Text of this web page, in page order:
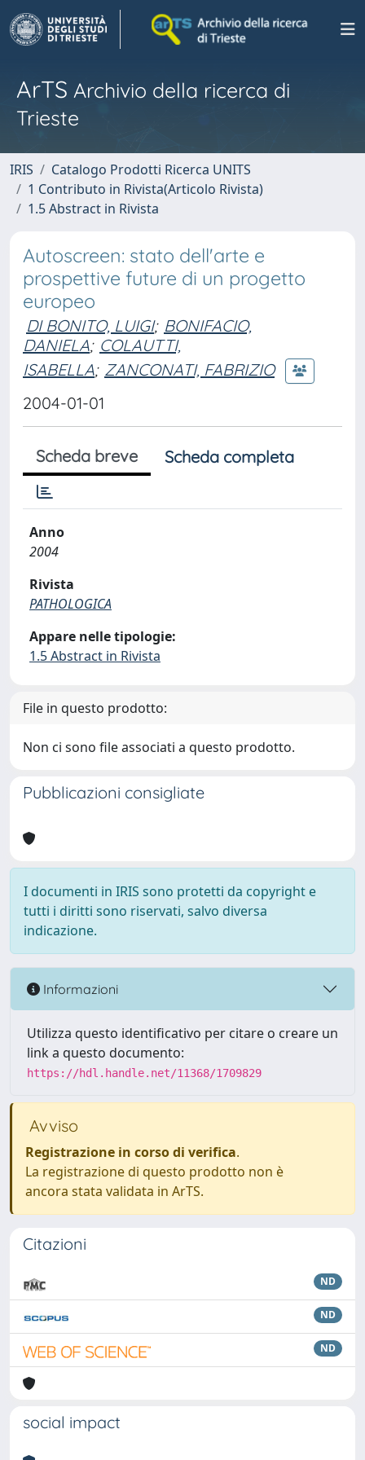
ArTS Archivio della ricerca di
Trieste
IRIS
Catalogo Prodotti Ricerca UNITS
1 Contributo in Rivista(Articolo Rivista)
1.5 Abstract in Rivista
Autoscreen: stato dell'arte e
prospettive future di un progetto
europeo
DI BONITO, LUIGI; BONIFACIO,
DANIELA; COLAUTTI,
ISABELLA; ZANCONATI, FABRIZIO
2004-01-01
Scheda breve Scheda completa
Anno
2004
Rivista
PATHOLOGICA
Appare nelle tipologie:
1.5 Abstract in Rivista
File in questo prodotto:
Non ci sono file associati a questo prodotto.
Pubblicazioni consigliate
I documenti in IRIS sono protetti da copyright e
tutti i diritti sono riservati, salvo diversa
indicazione.
Informazioni
Utilizza questo identificativo per citare o creare un
link a questo documento:
https://hdl.handle.net/11368/1709829
Avviso
Registrazione in corso di verifica.
La registrazione di questo prodotto non è
ancora stata validata in ArTS.
Citazioni
ND
ND
ND
social impact